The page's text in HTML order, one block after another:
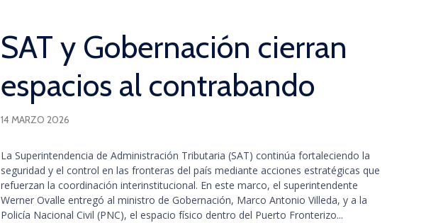
SAT y Gobernación cierran
espacios al contrabando
14 MARZO 2026
La Superintendencia de Administración Tributaria (SAT) continúa fortaleciendo la
seguridad y el control en las fronteras del país mediante acciones estratégicas que
refuerzan la coordinación interinstitucional. En este marco, el superintendente
Werner Ovalle entregó al ministro de Gobernación, Marco Antonio Villeda, y a la
Policía Nacional Civil (PNC), el espacio físico dentro del Puerto Fronterizo...